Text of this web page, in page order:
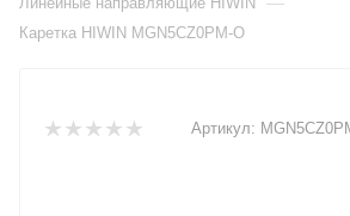
Каретка HIWIN MGN5CZ0PM-O
Артикул: